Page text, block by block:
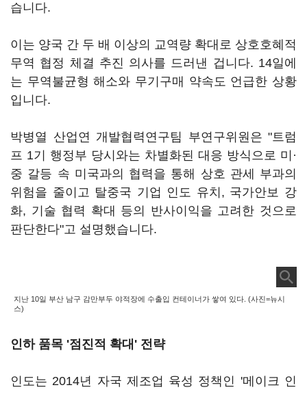
습니다.
이는 양국 간 두 배 이상의 교역량 확대로 상호호혜적
무역 협정 체결 추진 의사를 드러낸 겁니다. 14일에
는 무역불균형 해소와 무기구매 약속도 언급한 상황
입니다.
박병열 산업연 개발협력연구팀 부연구위원은 "트럼
프 1기 행정부 당시와는 차별화된 대응 방식으로 미·
중 갈등 속 미국과의 협력을 통해 상호 관세 부과의
위험을 줄이고 탈중국 기업 인도 유치, 국가안보 강
화, 기술 협력 확대 등의 반사이익을 고려한 것으로
판단한다"고 설명했습니다.
지난 10일 부산 남구 감만부두 야적장에 수출입 컨테이너가 쌓여 있다. (사진=뉴시
스)
인하 품목 '점진적 확대' 전략
인도는 2014년 자국 제조업 육성 정책인 '메이크 인